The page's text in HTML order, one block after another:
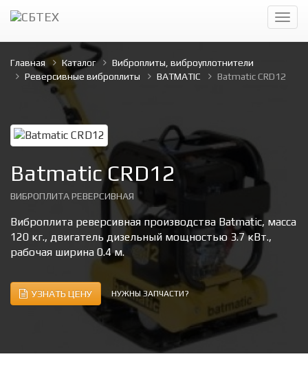
Главная Каталог
Виброплиты, виброуплотнители
Реверсивные виброплиты
BATMATIC Batmatic CRD12
Batmatic CRD12
ВИБРОПЛИТА РЕВЕРСИВНАЯ
Виброплита реверсивная производства Batmatic, масса
120 кг., двигатель дизельный мощностью 3.7 кВт.,
рабочая ширина 0.4 м.
УЗНАТЬ ЦЕНУ НУЖНЫ ЗАПЧАСТИ?